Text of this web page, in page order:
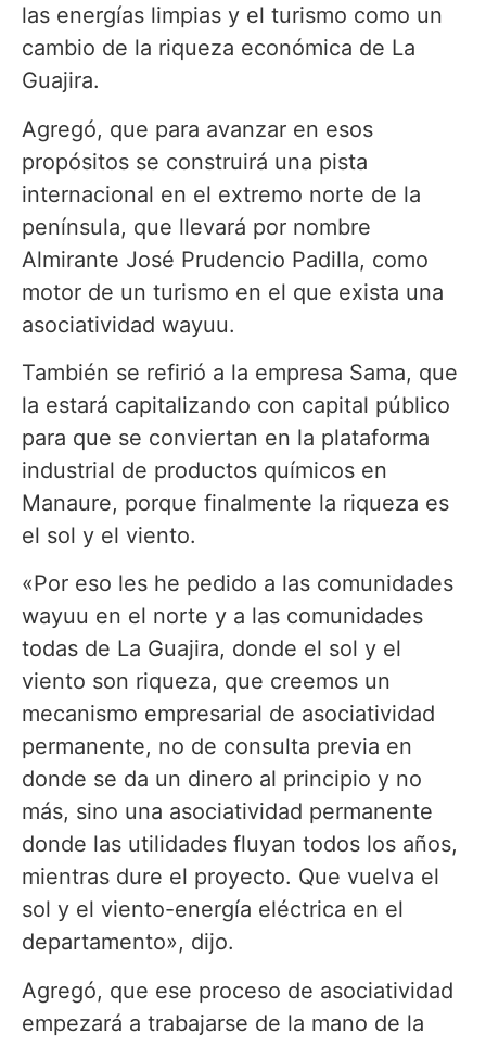
las energías limpias y el turismo como un
cambio de la riqueza económica de La
Guajira.
Agregó, que para avanzar en esos
propósitos se construirá una pista
internacional en el extremo norte de la
península, que llevará por nombre
Almirante José Prudencio Padilla, como
motor de un turismo en el que exista una
asociatividad wayuu.
También se refirió a la empresa Sama, que
la estará capitalizando con capital público
para que se conviertan en la plataforma
industrial de productos químicos en
Manaure, porque finalmente la riqueza es
el sol y el viento.
«Por eso les he pedido a las comunidades
wayuu en el norte y a las comunidades
todas de La Guajira, donde el sol y el
viento son riqueza, que creemos un
mecanismo empresarial de asociatividad
permanente, no de consulta previa en
donde se da un dinero al principio y no
más, sino una asociatividad permanente
donde las utilidades fluyan todos los años,
mientras dure el proyecto. Que vuelva el
sol y el viento-energía eléctrica en el
departamento», dijo.
Agregó, que ese proceso de asociatividad
empezará a trabajarse de la mano de la